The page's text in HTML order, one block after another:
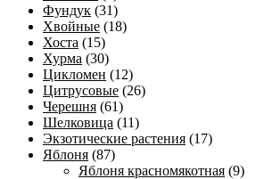
Фундук (31)
Хвойные (18)
Хоста (15)
Хурма (30)
Цикломен (12)
Цитрусовые (26)
Черешня (61)
Шелковица (11)
Экзотические растения (17)
Яблоня (87)
Яблоня красномякотная (9)